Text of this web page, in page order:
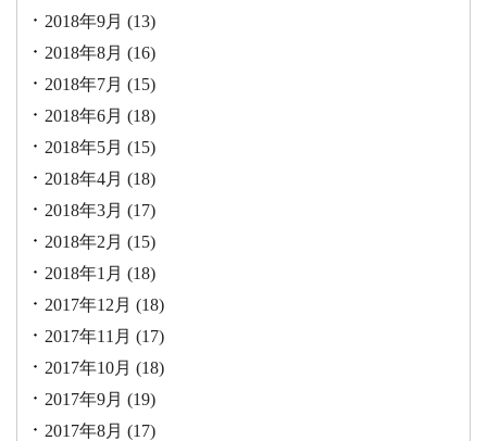
2018年9月 (13)
2018年8月 (16)
2018年7月 (15)
2018年6月 (18)
2018年5月 (15)
2018年4月 (18)
2018年3月 (17)
2018年2月 (15)
2018年1月 (18)
2017年12月 (18)
2017年11月 (17)
2017年10月 (18)
2017年9月 (19)
2017年8月 (17)